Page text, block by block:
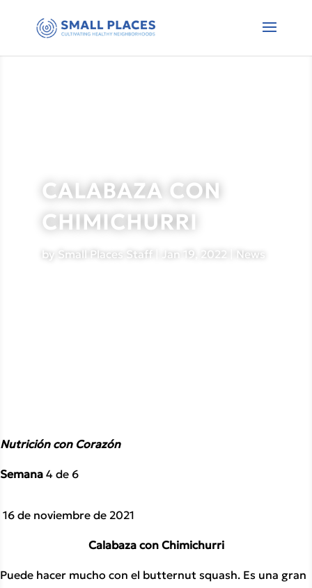
CALABAZA CON
CHIMICHURRI
by Small Places Staff Jan 19, 2022 News
Nutrición con Corazón
Semana 4 de 6
16 de noviembre de 2021
Calabaza con Chimichurri
Puede hacer mucho con el butternut squash. Es una gran